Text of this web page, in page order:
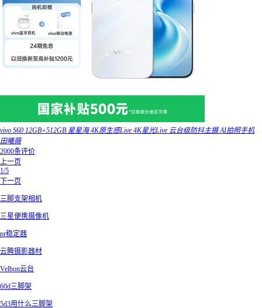
vivo S60 12GB+512GB 星星海 4K原生感Live 4K星光Live 云台级防抖主摄 AI拍照手机
田曦薇
2000条评价
上一页
1/5
下一页
三脚支架相机
三星便携摄像机
pr稳定器
云腾摄影器材
Velbon云台
60d三脚架
5d3用什么三脚架